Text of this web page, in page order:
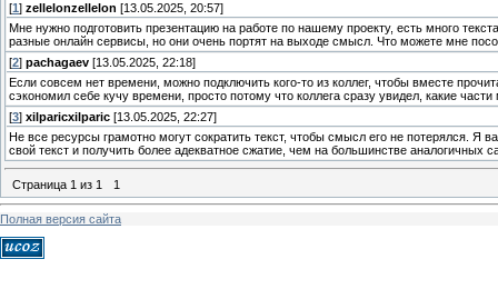
[1 ] zellelonzellelon [13.05.2025, 20:57]
Мне нужно подготовить презентацию на работе по нашему проекту, есть много
разные онлайн сервисы, но они очень портят на выходе смысл. Что можете мне
[2] pachagaev [13.05.2025, 22:18]
Если совсем нет времени, можно подключить кого-то из коллег, чтобы вместе
сэкономил себе кучу времени, просто потому что коллега сразу увидел, какие
[3] xilparicxilparic [13.05.2025, 22:27]
Не все ресурсы грамотно могут сократить текст, чтобы смысл его не потерялся. Я
свой текст и получить более адекватное сжатие, чем на большинстве аналогичных
Страница 1 из 1 1
Полная версия сайта